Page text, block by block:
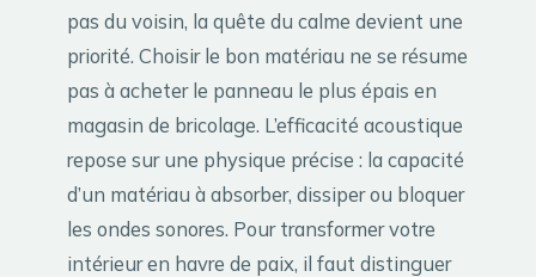
pas du voisin, la quête du calme devient une
priorité. Choisir le bon matériau ne se résume
pas à acheter le panneau le plus épais en
magasin de bricolage. L’efficacité acoustique
repose sur une physique précise : la capacité
d’un matériau à absorber, dissiper ou bloquer
les ondes sonores. Pour transformer votre
intérieur en havre de paix, il faut distinguer